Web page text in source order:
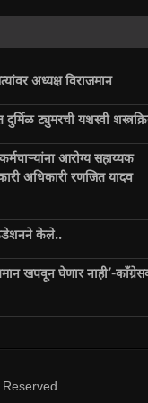
अध्यक्ष विराजमान
ट्युमरची यशस्वी
आरोग्य सहाय्यक
अधिकारी रणजित यादव
केले..
खपवून घेणार नाही’-